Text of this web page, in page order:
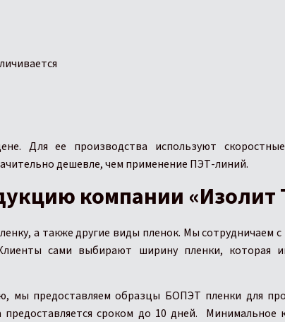
Для ее производства используют
дешевле, чем применение ПЭТ-линий.
компании «Изолит
а также другие виды пленок. Мы сотрудничаем
сами выбирают ширину пленки, которая
мы предоставляем образцы БОПЭТ пленки для
предоставляется сроком до 10 дней.